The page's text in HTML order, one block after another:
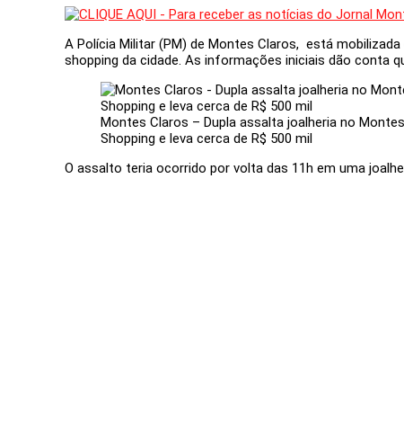
A Polícia Militar (PM) de Montes Claros, está
shopping da cidade. As informações iniciais dão conta
Montes Claros – Dupla assalta joalheria no
Shopping e leva cerca de R$ 500 mil
O assalto teria ocorrido por volta das 11h em uma